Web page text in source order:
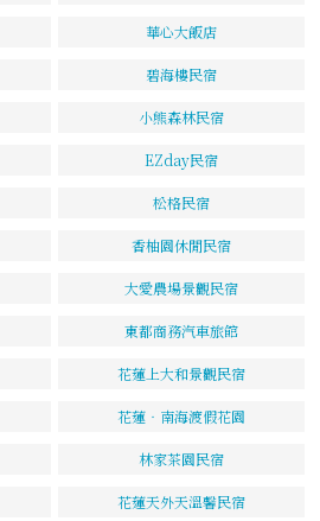
華心大飯店
碧海樓民宿
小熊森林民宿
EZday民宿
松格民宿
香柚園休閒民宿
大愛農場景觀民宿
東都商務汽車旅館
花蓮上大和景觀民宿
花蓮‧南海渡假花園
林家茶園民宿
花蓮天外天溫馨民宿